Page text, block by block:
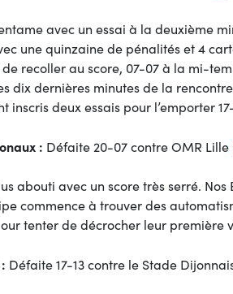
avec un essai à la deuxième
une quinzaine de pénalités et 4
recoller au score, 07-07 à la mi-
dix dernières minutes de la
inscris deux essais pour l’emporter
: Défaite 20-07 contre OMR Lille
abouti avec un score très serré.
commence à trouver des
tenter de décrocher leur première
Défaite 17-13 contre le Stade